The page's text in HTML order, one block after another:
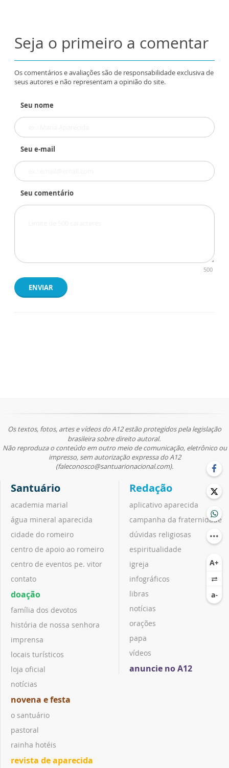
Seja o primeiro a comentar
Os comentários e avaliações são de responsabilidade exclusiva de
seus autores e não representam a opinião do site.
Seu nome
Seu e-mail
Seu comentário
500
ENVIAR
Os textos, fotos, artes e vídeos do A12 estão protegidos pela legislação
brasileira sobre direito autoral.
Não reproduza o conteúdo em outro meio de comunicação, eletrônico ou
impresso, sem autorização expressa do A12
(faleconosco@santuarionacional.com).
Santuário
academia marial
água mineral aparecida
cidade do romeiro
centro de apoio ao romeiro
centro de eventos pe. vitor
contato
doação
família dos devotos
história de nossa senhora
imprensa
locais turísticos
loja oficial
notícias
novena e festa
o santuário
pastoral
rainha hotéis
revista de aparecida
Redação
aplicativo aparecida
campanha da fraternidade
dúvidas religiosas
espiritualidade
igreja
infográficos
libras
notícias
orações
papa
vídeos
anuncie no A12